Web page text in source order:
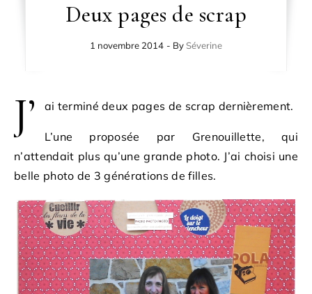
Deux pages de scrap
1 novembre 2014 - By Séverine
J’ ai terminé deux pages de scrap dernièrement.
L’une proposée par Grenouillette, qui
n’attendait plus qu’une grande photo. J’ai choisi une
belle photo de 3 générations de filles.